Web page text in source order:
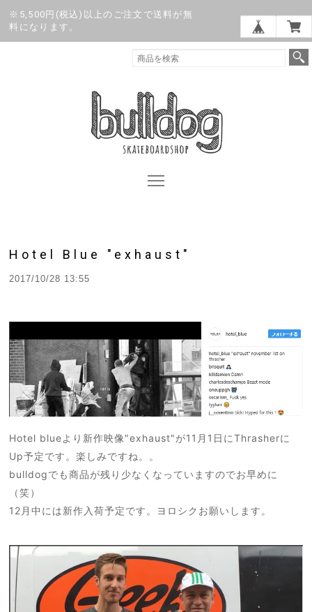
※5,500円(税込)以上のご注文で送料が無
料になります。
Hotel Blue "exhaust"
2017/10/28 13:55
Hotel blueより新作映像"exhaust"が11月1日にThrasherに
Up予定です。楽しみですね。。
bulldogでも商品が残り少なくなっていますのでお早めに
（笑）
12月中には新作入荷予定です。 ヨロシクお願いします。